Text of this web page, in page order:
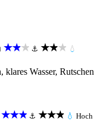
★★★ ⚓ ★★★ 💧
Wasser, Rutschen
★★★ ⚓ ★★★ 💧 Hoch